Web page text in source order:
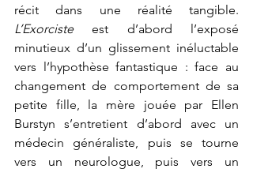
L’Exorciste est d’abord l’exposé
minutieux d’un glissement inéluctable
vers l’hypothèse fantastique : face au
changement de comportement de sa
petite fille, la mère jouée par Ellen
Burstyn s’entretient d’abord avec un
médecin généraliste, puis se tourne
vers un neurologue, puis vers un